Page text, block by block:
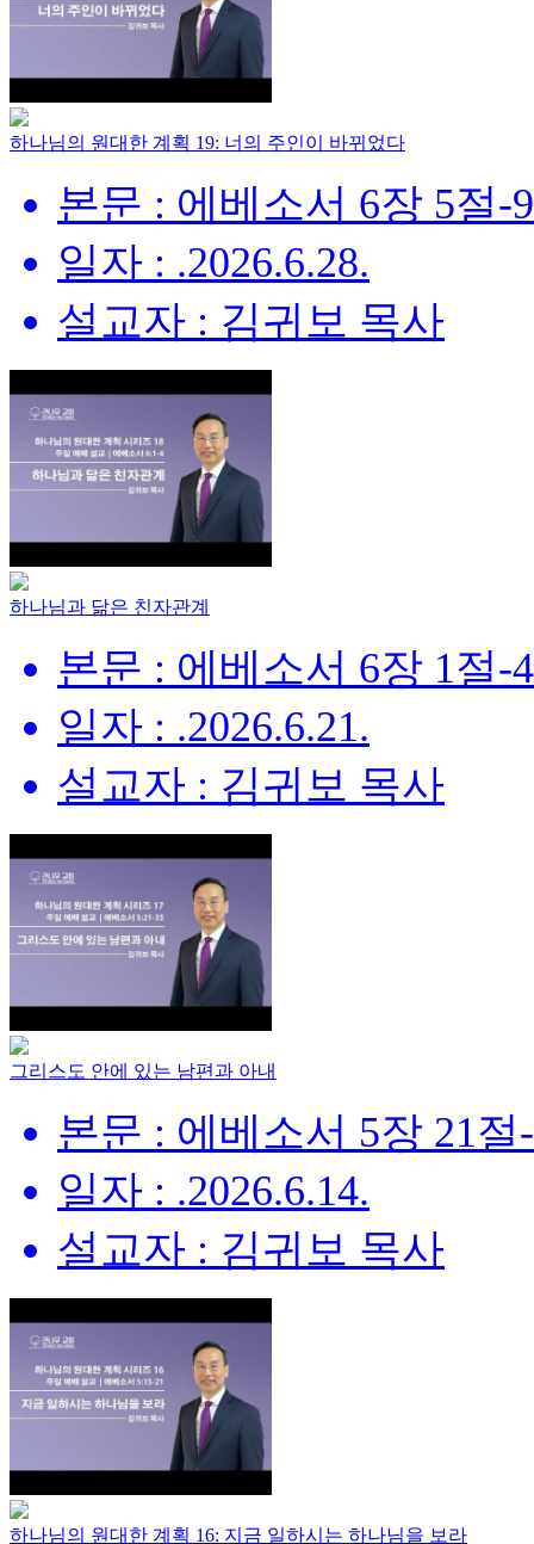
하나님의 원대한 계획 19: 너의 주인이 바뀌었다
본문 : 에베소서 6장 5절-
일자 : .2026.6.28.
설교자 : 김귀보 목사
하나님과 닮은 친자관계
본문 : 에베소서 6장 1절-
일자 : .2026.6.21.
설교자 : 김귀보 목사
그리스도 안에 있는 남편과 아내
본문 : 에베소서 5장 21절
일자 : .2026.6.14.
설교자 : 김귀보 목사
하나님의 원대한 계획 16: 지금 일하시는 하나님을 보라